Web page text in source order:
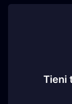
Tieni